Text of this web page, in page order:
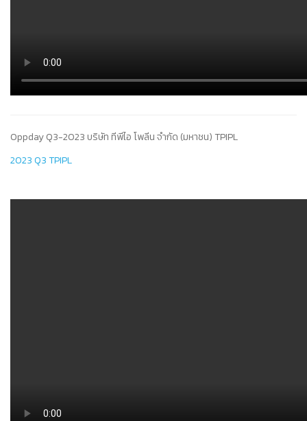
Oppday Q3-2023 บริษัท ทีพีไอ โพลีน จำกัด (มหาชน) TPIPL
2023 Q3 TPIPL